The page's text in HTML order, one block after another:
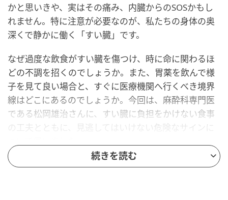
かと思いきや、実はその痛み、内臓からのSOSかもし
れません。特に注意が必要なのが、私たちの身体の奥
深くで静かに働く「すい臓」です。
なぜ過度な飲食がすい臓を傷つけ、時に命に関わるほ
どの不調を招くのでしょうか。また、胃薬を飲んで様
子を見て良い場合と、すぐに医療機関へ行くべき境界
線はどこにあるのでしょうか。今回は、麻酔科専門医
である松岡雄治さんに、すい臓に負担をかけない食事
の工夫とともに、見逃してはいけない危険なサインに
なぜ暴飲暴食は「すい臓」を破壊するのか？
続きを読む